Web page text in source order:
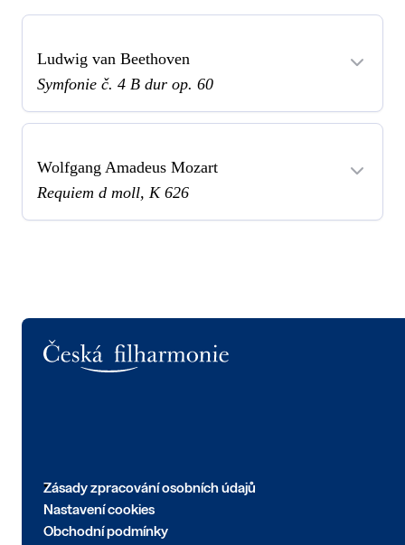
Ludwig van Beethoven
Symfonie č. 4 B dur op. 60
Wolfgang Amadeus Mozart
Requiem d moll, K 626
Zásady zpracování osobních údajů
Nastavení cookies
Obchodní podmínky